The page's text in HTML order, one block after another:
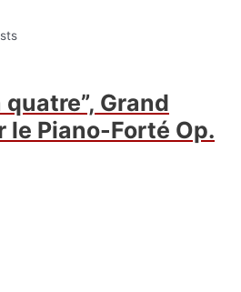
quatre”, Grand
le Piano-Forté Op.